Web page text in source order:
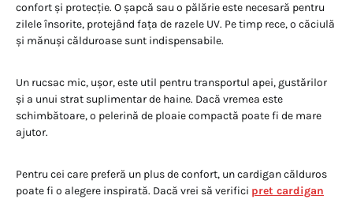
confort și protecție. O șapcă sau o pălărie este necesară pentru
zilele însorite, protejând fața de razele UV. Pe timp rece, o căciulă
și mănuși călduroase sunt indispensabile.
Un rucsac mic, ușor, este util pentru transportul apei, gustărilor
și a unui strat suplimentar de haine. Dacă vremea este
schimbătoare, o pelerină de ploaie compactă poate fi de mare
ajutor.
Pentru cei care preferă un plus de confort, un cardigan călduros
poate fi o alegere inspirată. Dacă vrei să verifici pret cardigan